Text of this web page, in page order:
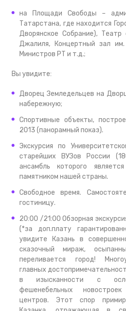
на Площади Свободы –
Татарстана, где находится
Дворянское Собрание),
Джалиля, Концертный зал
Министров РТ и т.д.;
Вы увидите:
Дворец Земледельцев на
набережную;
Спортивные объекты,
2013 (панорамный показ).
Экскурсия по
старейших ВУЗов России
ансамбль которого
памятником нашей страны.
Свободное время.
гостиницу.
20:00 /21:00 Обзорная
(*за доп.плату
увидите Казань в
сказочный мираж,
переливается город!
главных
в изысканности с
фешенебельных
центров. Этот спор